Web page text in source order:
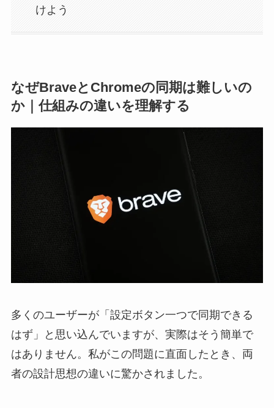
けよう
なぜBraveとChromeの同期は難しいの
か｜仕組みの違いを理解する
多くのユーザーが「設定ボタン一つで同期できる
はず」と思い込んでいますが、実際はそう簡単で
はありません。私がこの問題に直面したとき、両
者の設計思想の違いに驚かされました。